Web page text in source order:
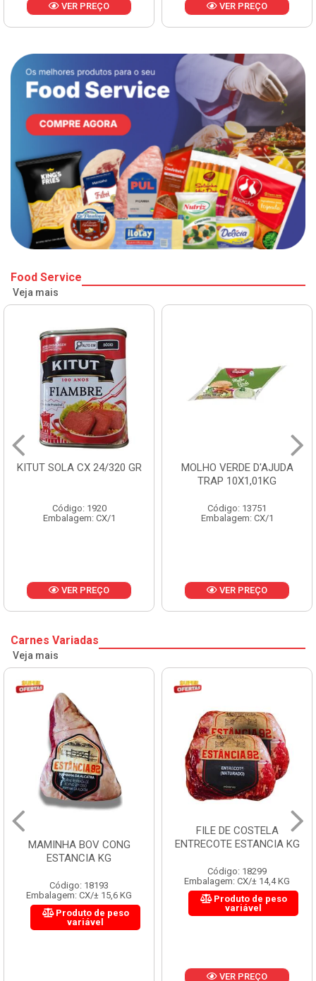
VER PREÇO VER PREÇO
Food Service
Veja mais
SOLA CX 24/320 GR
Código: 1920
Embalagem: CX/1
VER PREÇO
MOLHO VERDE D'AJUDA
TRAP 10X1,01KG
Código: 13751
Embalagem: CX/1
VER PREÇO
Carnes Variadas
Veja mais
MAMINHA BOV CONG
ESTANCIA KG
Código: 18193
Embalagem: CX/± 15,6 KG
Produto de peso
variável
FILE DE COSTELA
ENTRECOTE ESTANCIA KG
Código: 18299
Embalagem: CX/± 14,4 KG
Produto de peso
variável
VER PREÇO